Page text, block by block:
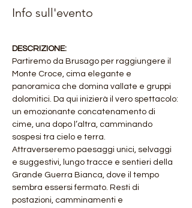
Info sull'evento
DESCRIZIONE:
Partiremo da Brusago per raggiungere il
Monte Croce, cima elegante e
panoramica che domina vallate e gruppi
dolomitici. Da qui inizierà il vero spettacolo:
un emozionante concatenamento di
cime, una dopo l’altra, camminando
sospesi tra cielo e terra.
Attraverseremo paesaggi unici, selvaggi
e suggestivi, lungo tracce e sentieri della
Grande Guerra Bianca, dove il tempo
sembra essersi fermato. Resti di
postazioni, camminamenti e